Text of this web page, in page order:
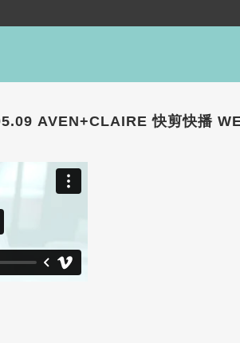
AVEN+CLAIRE 快剪快播